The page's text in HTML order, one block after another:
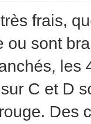
frais,
ou sont
les
C et D
Des